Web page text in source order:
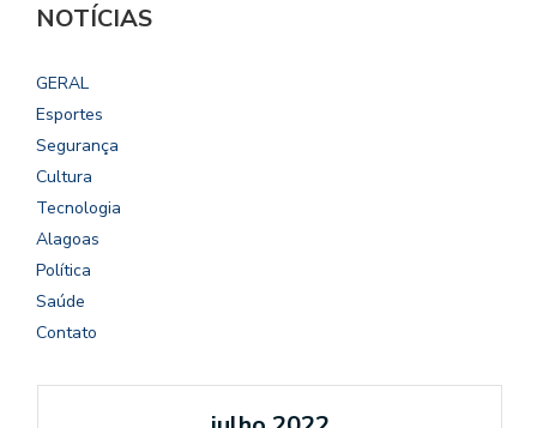
NOTÍCIAS
GERAL
Esportes
Segurança
Cultura
Tecnologia
Alagoas
Política
Saúde
Contato